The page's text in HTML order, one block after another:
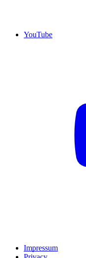
YouTube
Impressum